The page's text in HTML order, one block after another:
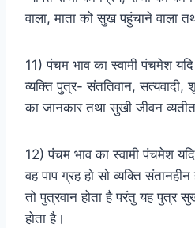
वाला, माता को सुख पहुंचाने वाला
11) पंचम भाव का स्वामी पंचमेश
व्यक्ति पुत्र- संततिवान,
का जानकार तथा सुखी जीवन
12) पंचम भाव का स्वामी पंचमेश
वह पाप ग्रह हो सो व्यक्ति
तो पुत्रवान होता है परंतु यह पुत्र
होता है।